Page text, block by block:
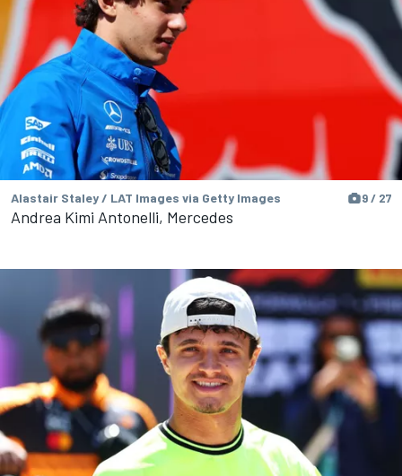
Alastair Staley / LAT Images via Getty Images 9 / 27
Andrea Kimi Antonelli, Mercedes